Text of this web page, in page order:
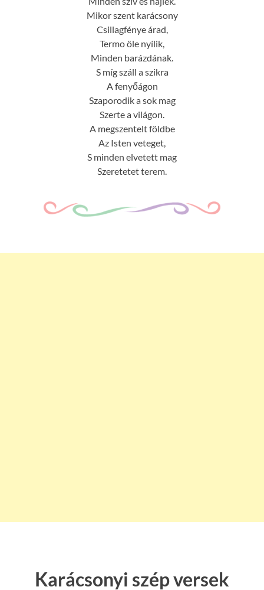
Mikor szent karácsony
Csillagfénye árad,
Termo öle nyílik,
Minden barázdának.
S míg száll a szikra
A fenyőágon
Szaporodik a sok mag
Szerte a világon.
A megszentelt földbe
Az Isten veteget,
S minden elvetett mag
Szeretetet terem.
Karácsonyi szép versek